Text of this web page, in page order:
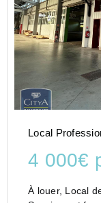
Local
4 000€
À louer,